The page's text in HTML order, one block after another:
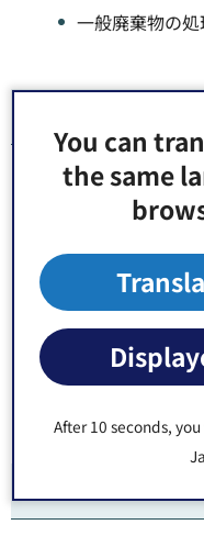
You can
the same
After 10 seconds,
一般廃棄物の
産業廃棄物には
事業系一般廃棄物
理手数料）を規定
の処理料金を超え
せん。処理料金は
令和9年9月30日）
は、関連ドキュメ